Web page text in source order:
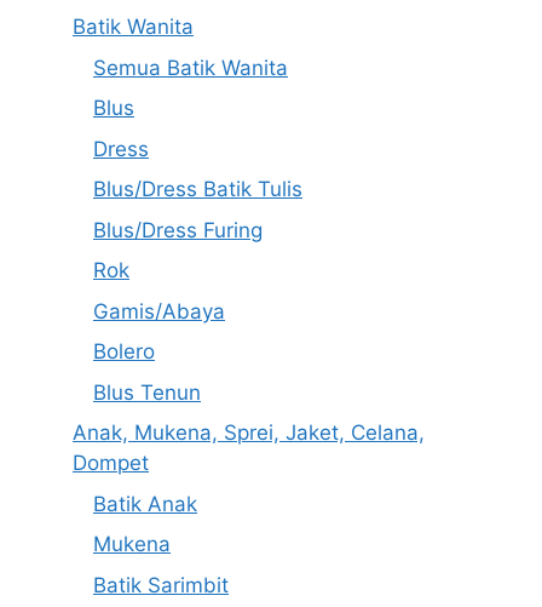
Batik Wanita
Semua Batik Wanita
Blus
Dress
Blus/Dress Batik Tulis
Blus/Dress Furing
Rok
Gamis/Abaya
Bolero
Blus Tenun
Anak, Mukena, Sprei, Jaket, Celana,
Dompet
Batik Anak
Mukena
Batik Sarimbit